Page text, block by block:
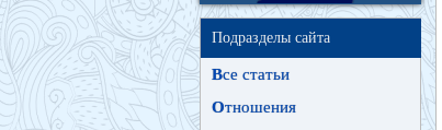
Подразделы сайта
Все статьи
Отношения